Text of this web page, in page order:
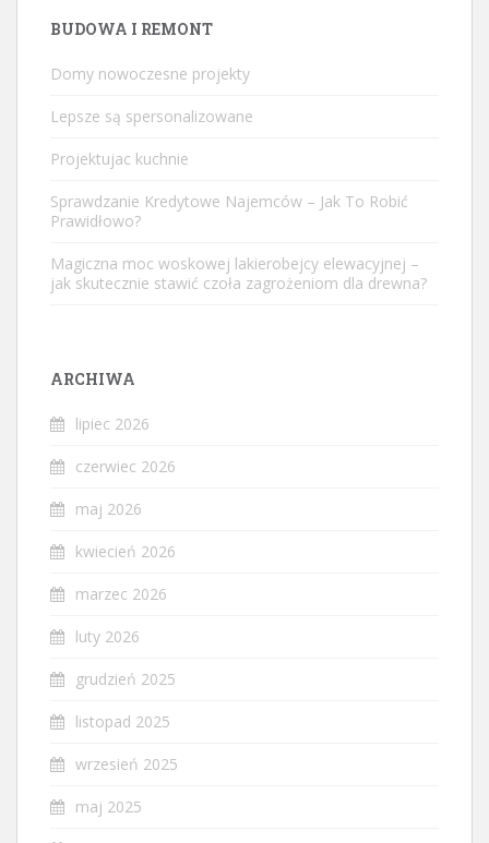
BUDOWA I REMONT
Domy nowoczesne projekty
Lepsze są spersonalizowane
Projektujac kuchnie
Sprawdzanie Kredytowe Najemców – Jak To Robić
Prawidłowo?
Magiczna moc woskowej lakierobejcy elewacyjnej –
jak skutecznie stawić czoła zagrożeniom dla drewna?
ARCHIWA
lipiec 2026
czerwiec 2026
maj 2026
kwiecień 2026
marzec 2026
luty 2026
grudzień 2025
listopad 2025
wrzesień 2025
maj 2025